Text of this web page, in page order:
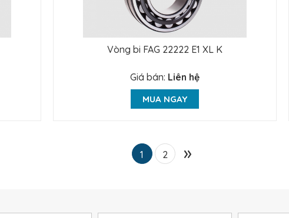
Vòng bi FAG 22222 E1 XL K
Giá bán: Liên hệ
MUA NGAY
1 2 »